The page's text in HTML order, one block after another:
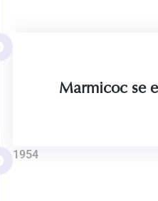
Marmicoc se
1954